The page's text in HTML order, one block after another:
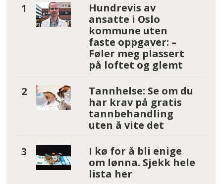
Hundrevis av
ansatte i Oslo
kommune uten
faste oppgaver: –
Føler meg plassert
på loftet og glemt
Tannhelse: Se om du
har krav på gratis
tannbehandling
uten å vite det
I kø for å bli enige
om lønna. Sjekk hele
lista her